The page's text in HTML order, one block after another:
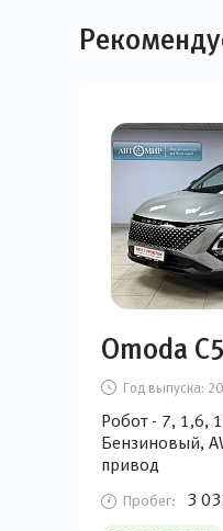
Omoda C5
Год выпуска:
Робот - 7, 1,6,
Бензиновый,
привод
Пробег: 3